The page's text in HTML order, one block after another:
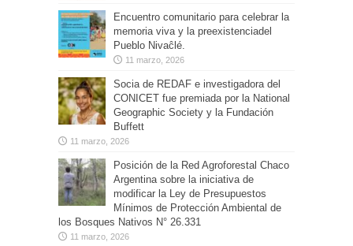
Encuentro comunitario para celebrar la
memoria viva y la preexistenciadel
Pueblo Nivaĉlé.
11 marzo, 2026
Socia de REDAF e investigadora del
CONICET fue premiada por la National
Geographic Society y la Fundación
Buffett
11 marzo, 2026
Posición de la Red Agroforestal Chaco
Argentina sobre la iniciativa de
modificar la Ley de Presupuestos
Mínimos de Protección Ambiental de
los Bosques Nativos N° 26.331
11 marzo, 2026